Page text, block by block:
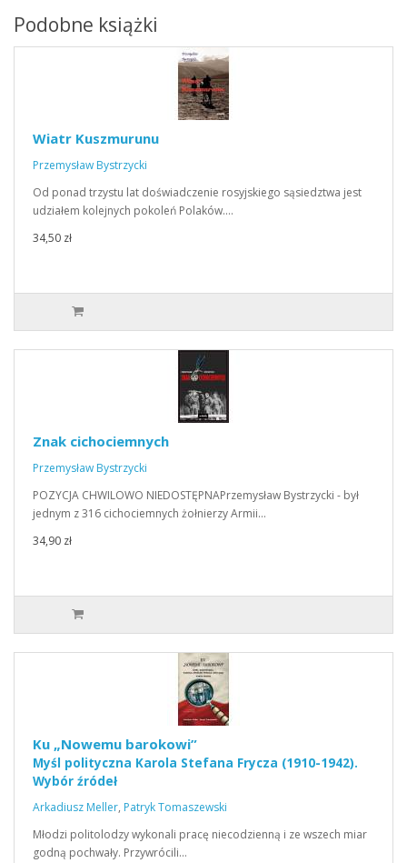
Podobne książki
Wiatr Kuszmurunu
Przemysław Bystrzycki
Od ponad trzystu lat doświadczenie rosyjskiego sąsiedztwa jest
udziałem kolejnych pokoleń Polaków.…
34,50 zł
Znak cichociemnych
Przemysław Bystrzycki
POZYCJA CHWILOWO NIEDOSTĘPNAPrzemysław Bystrzycki - był
jednym z 316 cichociemnych żołnierzy Armii…
34,90 zł
Ku „Nowemu barokowi”
Myśl polityczna Karola Stefana Frycza (1910-1942).
Wybór źródeł
Arkadiusz Meller, Patryk Tomaszewski
Młodzi politolodzy wykonali pracę niecodzienną i ze wszech miar
godną pochwały. Przywrócili…